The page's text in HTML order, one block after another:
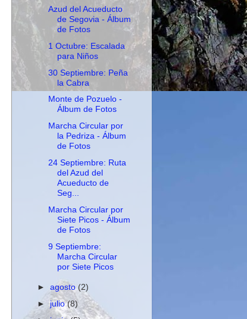
Azud del Acueducto
de Segovia - Álbum
de Fotos
1 Octubre: Escalada
para Niños
30 Septiembre: Peña
la Cabra
Monte de Pozuelo -
Álbum de Fotos
Marcha Circular por
la Pedriza - Álbum
de Fotos
24 Septiembre: Ruta
del Azud del
Acueducto de
Seg...
Marcha Circular por
Siete Picos - Álbum
de Fotos
9 Septiembre:
Marcha Circular
por Siete Picos
►agosto(2)
►julio(8)